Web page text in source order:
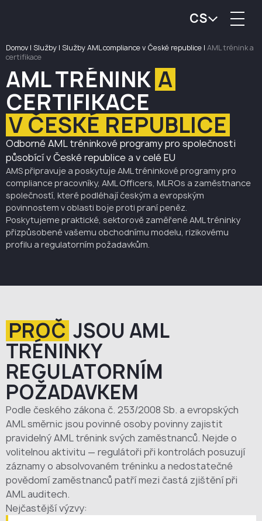
CS
Domov | Služby | Služby AML compliance v České republice | AML trénink a
certifikace
AML TRÉNINK A
CERTIFIKACE
V ČESKÉ REPUBLICE
Odborné AML tréninkové programy pro společnosti
působící v České republice a v celé EU
AMS připravuje a poskytuje AML tréninkové programy pro
compliance pracovníky, AML Officers, MLROs a zaměstnance
společností, které podléhají českým a evropským
povinnostem v oblasti boje proti praní peněz.
Poskytujeme praktické, sektorově zaměřené AML tréninky
přizpůsobené vašemu obchodnímu modelu, rizikovému
profilu a regulatorním požadavkům.
PROČ JSOU AML
TRÉNINKY
REGULATORNÍM
POŽADAVKEM
Podle českého zákona č. 253/2008 Sb. a evropských
AML směrnic jsou povinné osoby povinny zajistit
pravidelný AML trénink svých zaměstnanců. Nejde o
volitelnou aktivitu — regulátoři při kontrolách posuzují
záznamy o absolvovaném tréninku a nedostatečné
povědomí zaměstnanců patří mezi častá zjištění při
AML auditech.
Nejčastější výzvy: